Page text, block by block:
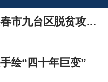
步履铿锵奔小康——长春市九台区脱贫攻坚工作纪实
绘“四十年巨变”